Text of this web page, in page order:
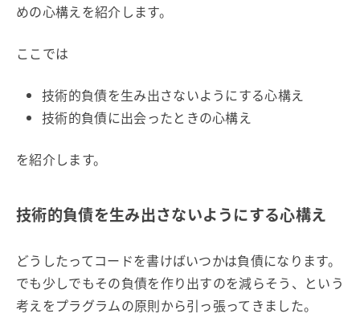
めの心構えを紹介します。
ここでは
技術的負債を生み出さないようにする心構え
技術的負債に出会ったときの心構え
を紹介します。
技術的負債を生み出さないようにする心構え
どうしたってコードを書けばいつかは負債になります。
でも少しでもその負債を作り出すのを減らそう、という
考えをプラグラムの原則から引っ張ってきました。